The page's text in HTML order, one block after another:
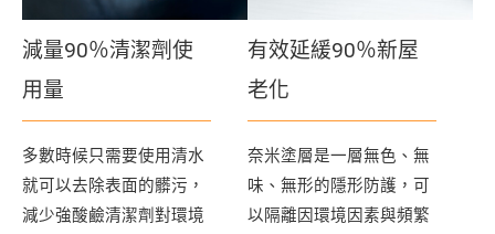
減量90％清潔劑使
用量
多數時候只需要使用清水
就可以去除表面的髒污，
減少強酸鹼清潔劑對環境
有效延緩90％新屋
老化
奈米塗層是一層無色、無
味、無形的隱形防護，可
以隔離因環境因素與頻繁